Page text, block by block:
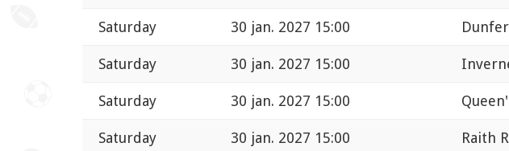
Saturday 30 jan. 2027 15:00
Saturday 30 jan. 2027 15:00
Saturday 30 jan. 2027 15:00
Saturday 30 jan. 2027 15:00 Raith